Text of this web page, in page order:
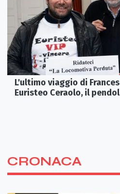
L'ultimo viaggio di
Euristeo Ceraolo, il
CRONACA